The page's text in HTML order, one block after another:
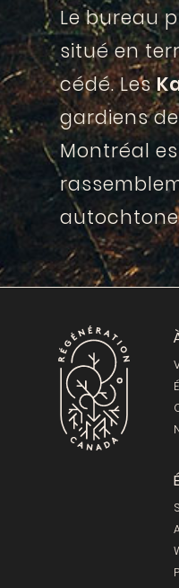
Le bureau
situé en
cédé. Les
gardiens
Montréal